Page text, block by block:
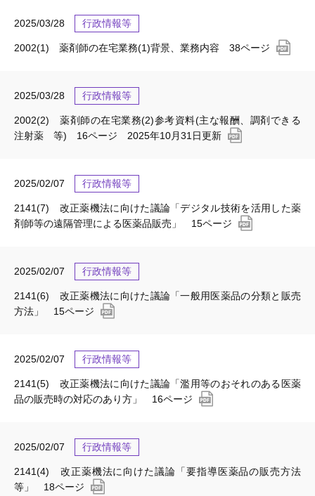
2025/03/28 行政情報等
2002(1) 薬剤師の在宅業務(1)背景、業務内容 38ページ
2025/03/28 行政情報等
2002(2) 薬剤師の在宅業務(2)参考資料(主な報酬、調剤できる
注射薬 等) 16ページ 2025年10月31日更新
2025/02/07 行政情報等
2141(7) 改正薬機法に向けた議論「デジタル技術を活用した薬
剤師等の遠隔管理による医薬品販売」 15ページ
2025/02/07 行政情報等
2141(6) 改正薬機法に向けた議論「一般用医薬品の分類と販売
方法」 15ページ
2025/02/07 行政情報等
2141(5) 改正薬機法に向けた議論「濫用等のおそれのある医薬
品の販売時の対応のあり方」 16ページ
2025/02/07 行政情報等
2141(4) 改正薬機法に向けた議論「要指導医薬品の販売方法
等」 18ページ